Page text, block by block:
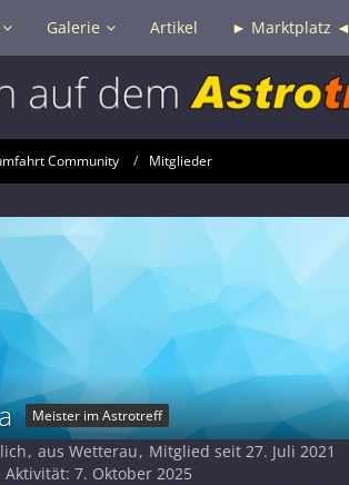
Galerie Artikel ► Marktplatz ◄
Community Mitglieder
Meister im Astrotreff
aus Wetterau
Mitglied seit 27. Juli 2021
Aktivität: 7. Oktober 2025